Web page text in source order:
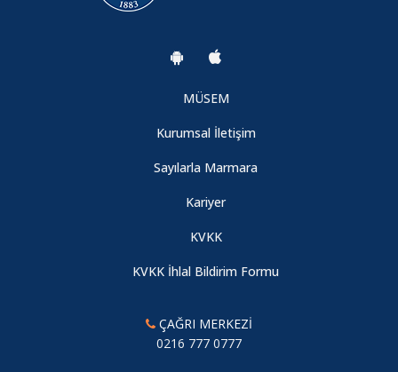
MÜSEM
Kurumsal İletişim
Sayılarla Marmara
Kariyer
KVKK
KVKK İhlal Bildirim Formu
ÇAĞRI MERKEZİ
0216 777 0777